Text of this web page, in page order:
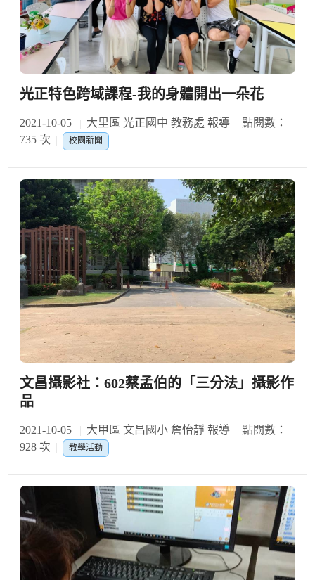
光正特色跨域課程-我的身體開出一朵花
2021-10-05 大里區 光正國中 教務處 報導
點閱數：
735 次
校園新聞
文昌攝影社：602蔡孟伯的「三分法」攝影作
品
2021-10-05 大甲區 文昌國小 詹怡靜 報導
點閱數：
928 次
教學活動